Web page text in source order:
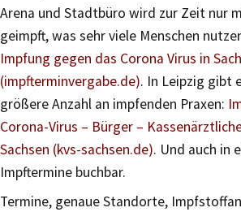
Arena und Stadtbüro wird zur Zeit nur
geimpft, was sehr viele Menschen
Impfung gegen das Corona Virus in
(impfterminvergabe.de). In Leipzig gibt
größere Anzahl an impfenden Praxen:
Corona-Virus – Bürger –
Sachsen (kvs-sachsen.de). Und auch in
Impftermine buchbar.
Termine, genaue Standorte,